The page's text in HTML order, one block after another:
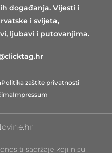
događanja. Vijesti i
i svijeta,
ljubavi i putovanjima.
Politika zaštite privatnosti
Impressum
sadržaje koji nisu